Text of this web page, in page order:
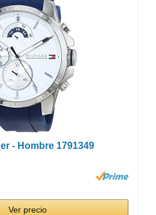
- Hombre 1791349
Ver precio